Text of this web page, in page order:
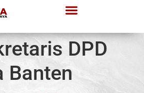
DPD
Banten